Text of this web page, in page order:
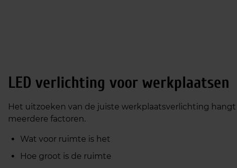
LED verlichting voor werkplaatsen
Het uitzoeken van de juiste werkplaatsverlichting hangt
meerdere factoren.
Wat voor ruimte is het
Hoe groot is de ruimte